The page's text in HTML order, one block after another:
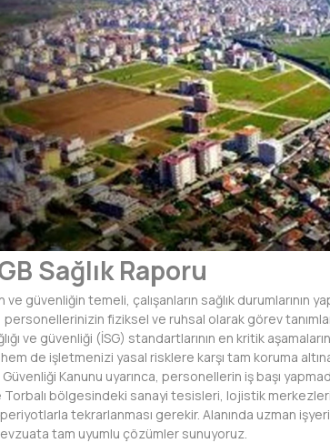
Sağlık Raporu
ve güvenliğin temeli, çalışanların sağlık durumlarının
fiziksel ve ruhsal olarak görev
ve güvenliği (İSG) standartlarının en kritik
de işletmenizi yasal risklere karşı tam koruma altına
ve Güvenliği Kanunu uyarınca, personellerin iş başı
Torbalı bölgesindeki sanayi tesisleri, lojistik
tekrarlanması gerekir. Alanında uzman
tam uyumlu çözümler sunuyoruz.